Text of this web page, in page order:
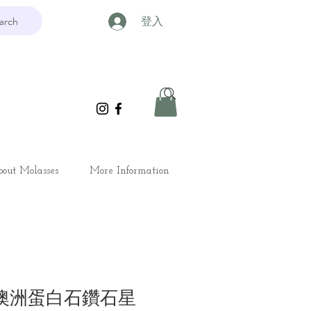
登入
Molasses More Information
洲蛋白石鑽石星